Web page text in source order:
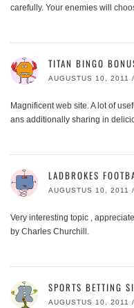
carefully. Your enemies will
TITAN BINGO
AUGUSTUS 10, 2011
Magnificent web site. A lot of
ans additionally sharing in
LADBROKES
AUGUSTUS 10, 2011
Very interesting topic ,
by Charles Churchill.
SPORTS BETTING
AUGUSTUS 10, 2011